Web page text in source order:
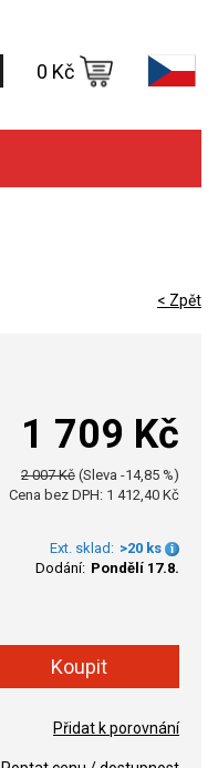
0 Kč
< Zpět
1 709 Kč
2 007 Kč (Sleva -14,85 %)
Cena bez DPH: 1 412,40 Kč
Ext. sklad: >20 ks
Dodání: Pondělí 17.8.
Přidat k porovnání